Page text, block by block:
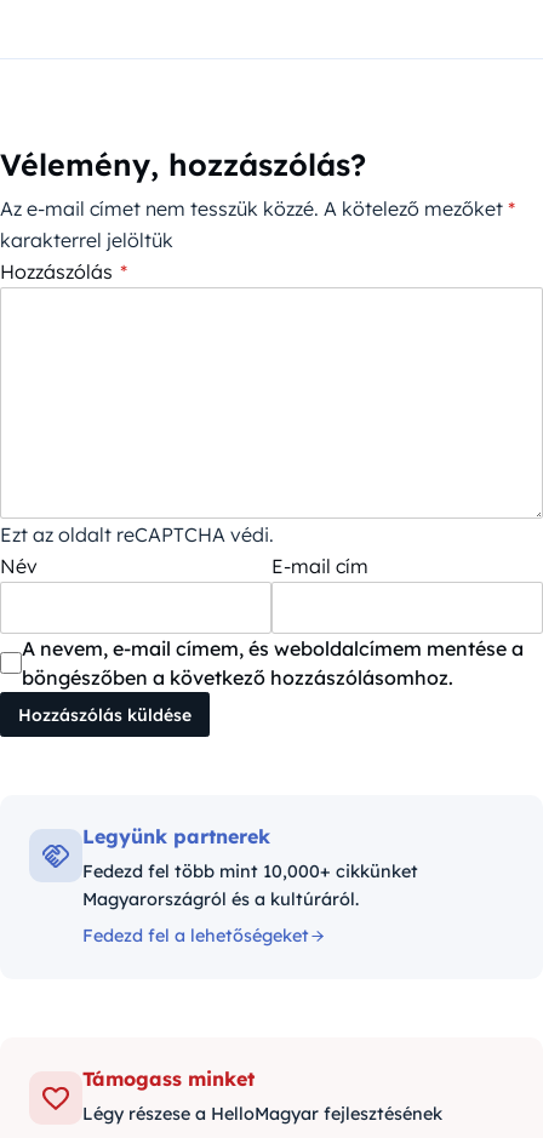
Vélemény, hozzászólás?
Az e-mail címet nem tesszük közzé. A kötelező mezőket *
karakterrel jelöltük
Hozzászólás *
Ezt az oldalt reCAPTCHA védi.
Név
E-mail cím
A nevem, e-mail címem, és weboldalcímem mentése a
böngészőben a következő hozzászólásomhoz.
Legyünk partnerek
Fedezd fel több mint 10,000+ cikkünket
Magyarországról és a kultúráról.
Fedezd fel a lehetőségeket
Támogass minket
Légy részese a HelloMagyar fejlesztésének